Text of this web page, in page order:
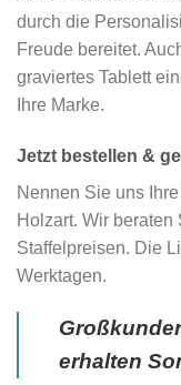
durch die
Freude bereitet.
graviertes Tablett
Ihre Marke.
Jetzt bestellen &
Nennen Sie uns
Holzart. Wir
Staffelpreisen. Die
Werktagen.
erhalten